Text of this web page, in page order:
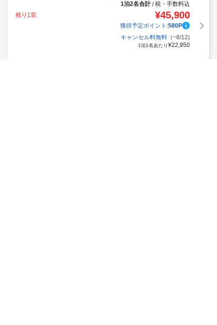
1泊2名合計/税・手数料込
残り1室
¥45,900
獲得予定ポイント:580P
キャンセル料無料（~8/12)
1泊1名あたり¥22,950